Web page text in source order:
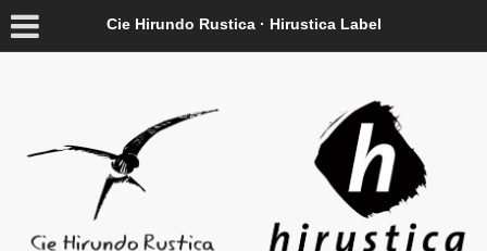
Cie Hirundo Rustica · Hirustica Label